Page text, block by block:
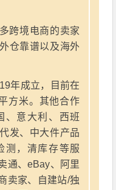
跨境电商的卖家
仓靠谱以及海外
年成立，目前在
方米。其他合作
、意大利、西班
发、中大件产品
测，清库存等服
通、eBay、阿里
卖家、自建站/独